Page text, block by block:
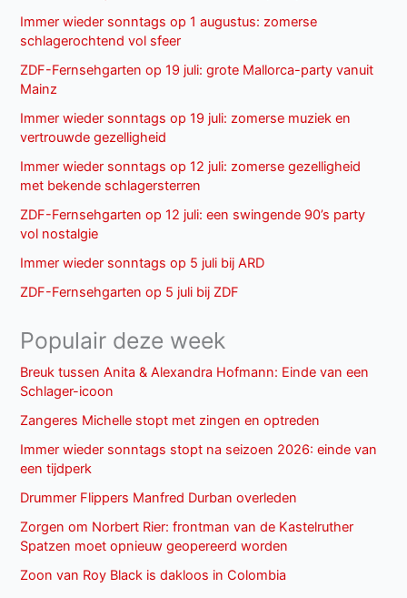
Immer wieder sonntags op 1 augustus: zomerse
schlagerochtend vol sfeer
ZDF-Fernsehgarten op 19 juli: grote Mallorca-party vanuit
Mainz
Immer wieder sonntags op 19 juli: zomerse muziek en
vertrouwde gezelligheid
Immer wieder sonntags op 12 juli: zomerse gezelligheid
met bekende schlagersterren
ZDF-Fernsehgarten op 12 juli: een swingende 90’s party
vol nostalgie
Immer wieder sonntags op 5 juli bij ARD
ZDF-Fernsehgarten op 5 juli bij ZDF
Populair deze week
Breuk tussen Anita & Alexandra Hofmann: Einde van een
Schlager-icoon
Zangeres Michelle stopt met zingen en optreden
Immer wieder sonntags stopt na seizoen 2026: einde van
een tijdperk
Drummer Flippers Manfred Durban overleden
Zorgen om Norbert Rier: frontman van de Kastelruther
Spatzen moet opnieuw geopereerd worden
Zoon van Roy Black is dakloos in Colombia